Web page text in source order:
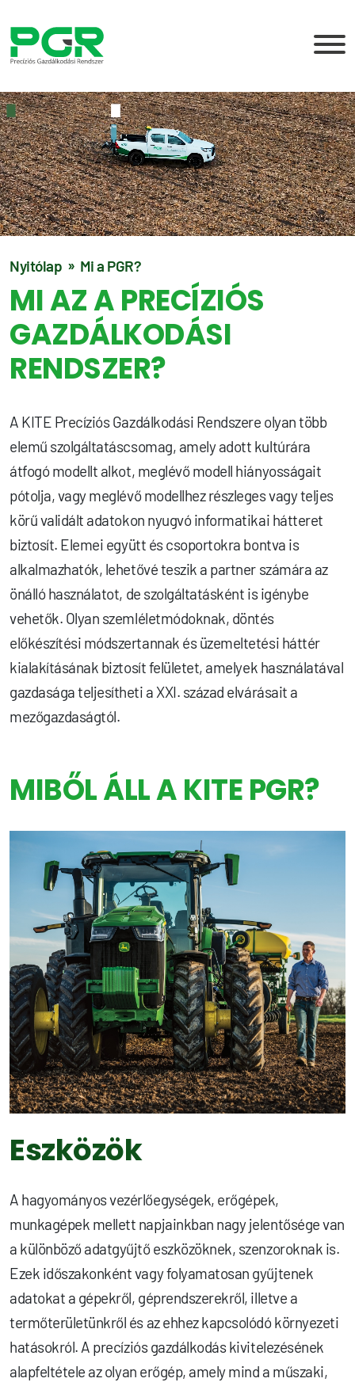
Nyitólap Mi a PGR?
MI AZ A PRECÍZIÓS
GAZDÁLKODÁSI
RENDSZER?
A KITE Precíziós Gazdálkodási Rendszere olyan több
elemű szolgáltatáscsomag, amely adott kultúrára
átfogó modellt alkot, meglévő modell hiányosságait
pótolja, vagy meglévő modellhez részleges vagy teljes
körű validált adatokon nyugvó informatikai hátteret
biztosít. Elemei együtt és csoportokra bontva is
alkalmazhatók, lehetővé teszik a partner számára az
önálló használatot, de szolgáltatásként is igénybe
vehetők. Olyan szemléletmódoknak, döntés
előkészítési módszertannak és üzemeltetési háttér
kialakításának biztosít felületet, amelyek használatával
gazdasága teljesítheti a XXI. század elvárásait a
mezőgazdaságtól.
MIBŐL ÁLL A KITE PGR?
Eszközök
A hagyományos vezérlőegységek, erőgépek,
munkagépek mellett napjainkban nagy jelentősége van
a különböző adatgyűjtő eszközöknek, szenzoroknak is.
Ezek időszakonként vagy folyamatosan gyűjtenek
adatokat a gépekről, géprendszerekről, illetve a
termőterületünkről és az ehhez kapcsolódó környezeti
hatásokról. A precíziós gazdálkodás kivitelezésének
alapfeltétele az olyan erőgép, amely mind a műszaki,